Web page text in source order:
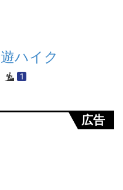
ハイク
1
広告